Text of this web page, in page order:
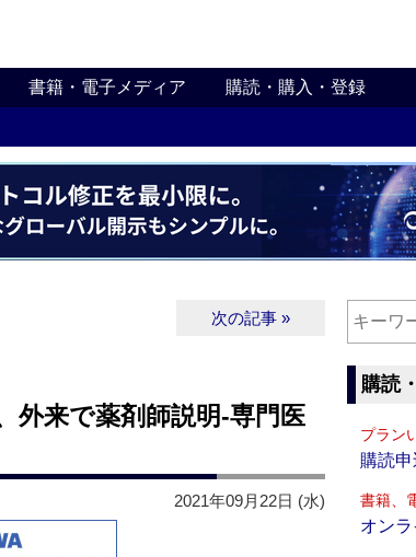
書籍・電子メディア 購読・購入・登録
次の記事 »
外来で薬剤師説明‐専門医
2021年09月22日 (水)
購読
プラン
購読申
書籍、
オン